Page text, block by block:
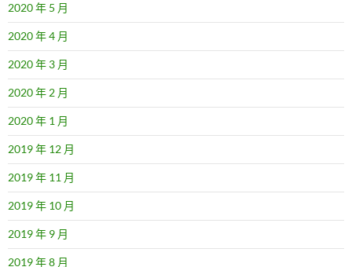
2020 年 5 月
2020 年 4 月
2020 年 3 月
2020 年 2 月
2020 年 1 月
2019 年 12 月
2019 年 11 月
2019 年 10 月
2019 年 9 月
2019 年 8 月